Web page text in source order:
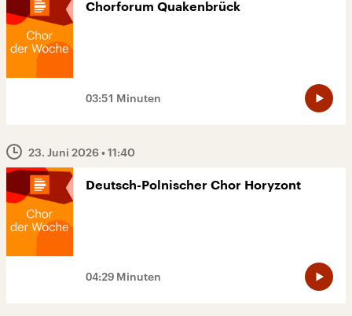
Chorforum Quakenbrück
03:51 Minuten
23. Juni 2026• 11:40
Deutsch-Polnischer Chor Horyzont
04:29 Minuten